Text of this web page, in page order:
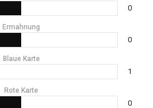
0
Ermahnung
0
Blaue Karte
1
Rote Karte
0